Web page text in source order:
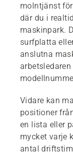
molntjänst
där du i
maskinpark.
surfplatta
anslutna
Vidare kan
positioner
en lista eller
mycket varje
antal